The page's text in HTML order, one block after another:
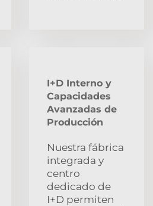
I+D Interno y
Capacidades
Avanzadas de
Producción
Nuestra fábrica
integrada y
centro
dedicado de
I+D permiten